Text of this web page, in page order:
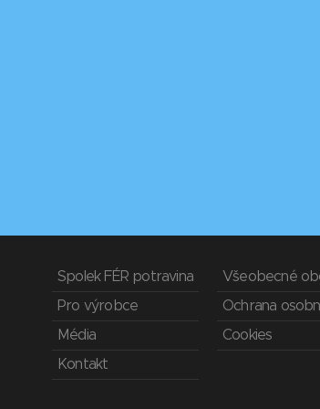
Spolek FÉR potravina
Pro výrobce
Média
Kontakt
Všeobecné
Ochrana
Cookies